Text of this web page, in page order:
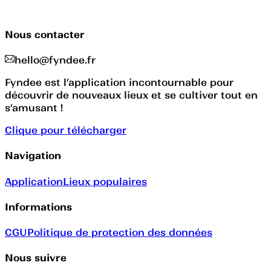
Nous contacter
hello@fyndee.fr
Fyndee est l’application incontournable pour
découvrir de nouveaux lieux et se cultiver tout en
s’amusant !
Clique pour télécharger
Navigation
ApplicationLieux populaires
Informations
CGUPolitique de protection des données
Nous suivre